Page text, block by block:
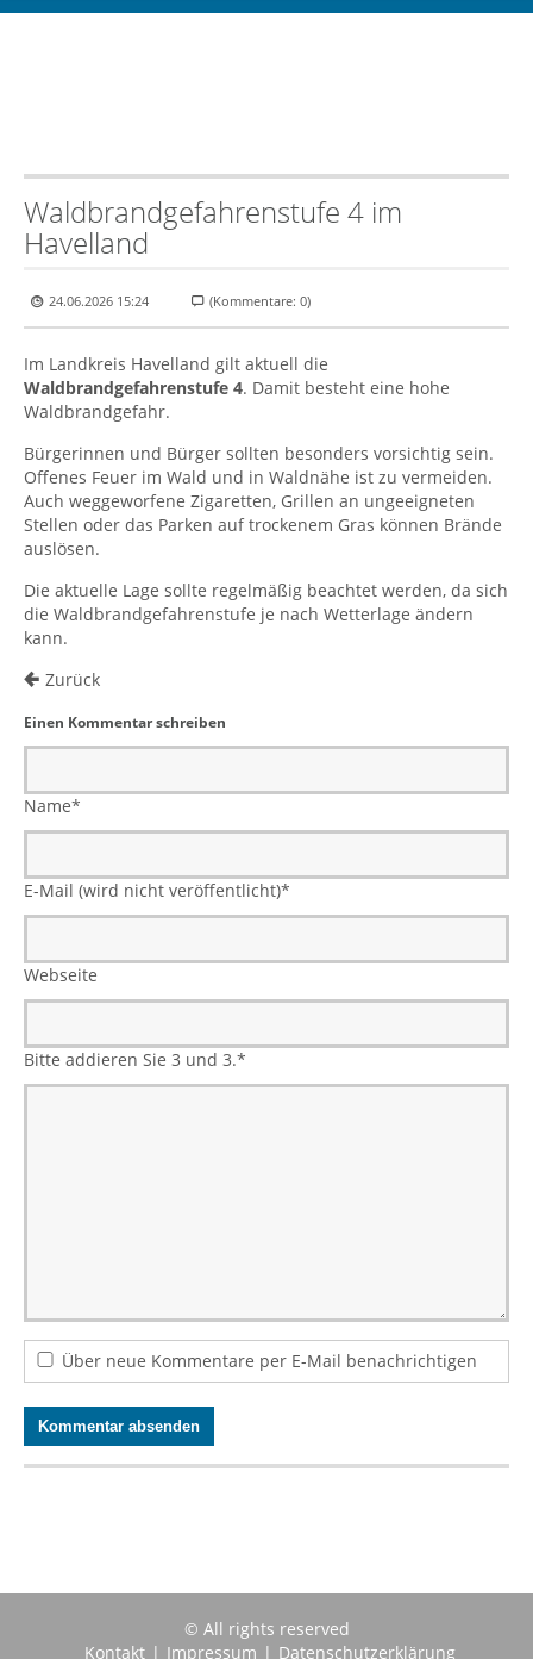
Waldbrandgefahrenstufe 4 im
Havelland
24.06.2026 15:24 (Kommentare: 0)
Im Landkreis Havelland gilt aktuell die
Waldbrandgefahrenstufe 4. Damit besteht eine hohe
Waldbrandgefahr.
Bürgerinnen und Bürger sollten besonders vorsichtig sein.
Offenes Feuer im Wald und in Waldnähe ist zu vermeiden.
Auch weggeworfene Zigaretten, Grillen an ungeeigneten
Stellen oder das Parken auf trockenem Gras können Brände
auslösen.
Die aktuelle Lage sollte regelmäßig beachtet werden, da sich
die Waldbrandgefahrenstufe je nach Wetterlage ändern
kann.
Zurück
Einen Kommentar schreiben
Name*
E-Mail (wird nicht veröffentlicht)*
Webseite
Bitte addieren Sie 3 und 3.*
Über neue Kommentare per E-Mail benachrichtigen
© All rights reserved
Kontakt | Impressum | Datenschutzerklärung